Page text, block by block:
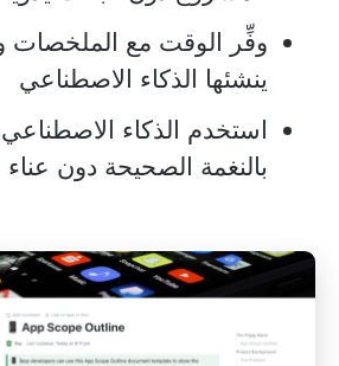
وفِّر الوقت مع الملخصات
ينشئها الذكاء الاصطناعي
استخدم الذكاء الاصطناعي
بالنغمة الصحيحة دون عناء